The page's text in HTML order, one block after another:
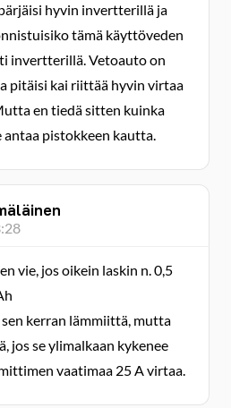
hyvin invertterillä ja
tämä käyttöveden
invertterillä. Vetoauto on
pitäisi kai riittää hyvin virtaa
en tiedä sitten kuinka
antaa pistokkeen kautta.
vie, jos oikein laskin n. 0,5
kerran lämmiittä, mutta
jos se ylimalkaan kykenee
vaatimaa 25 A virtaa.